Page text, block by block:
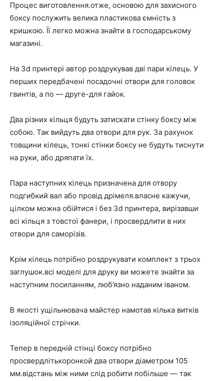
Процес виготовлення.отже, основою для захисного
боксу послужить велика пластикова ємність з
кришкою. Її легко можна знайти в господарському
магазині.
На 3d принтері автор роздрукував дві пари кілець. У
перших передбачені посадочні отвори для головок
гвинтів, а по — друге-для гайок.
Два різних кільця будуть затискати стінку боксу між
собою. Так вийдуть два отвори для рук. За рахунок
товщини кілець, тонкі стінки боксу не будуть тиснути
на руки, або дряпати їх.
Пара наступних кілець призначена для отвору
подгибкий вал або провід дрімеля.власне кажучи,
цілком можна обійтися і без 3d принтера, вирізавши
всі кільця з товстої фанери, і просвердлити в них
отвори для саморізів.
Крім кілець потрібно роздрукувати комплект з трьох
заглушок.всі моделі для друку ви можете знайти за
наступним посиланням, люб’язно наданим іваном.
В якості ущільнювача майстер намотав кілька витків
ізоляційної стрічки.
Тепер в передній стінці боксу потрібно
просвердлітькоронкой два отвори діаметром 105
мм.відстань між ними слід робити побільше — так